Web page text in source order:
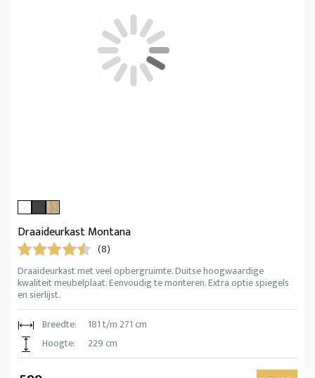
Draaideurkast Montana
(8)
Draaideurkast met veel opbergruimte. Duitse hoogwaardige
kwaliteit meubelplaat. Eenvoudig te monteren. Extra optie spiegels
en sierlijst.
Breedte:
181 t/m 271 cm
Hoogte:
229 cm